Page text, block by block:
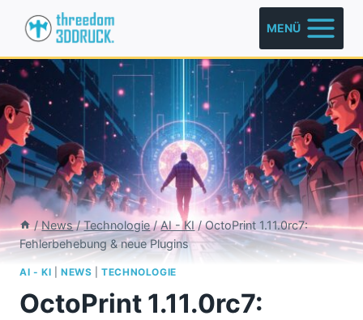
Inhalt
springen
MENÜ
/ News / Technologie / AI - KI / OctoPrint 1.11.0rc7:
Fehlerbehebung & neue Plugins
AI - KI NEWS |TECHNOLOGIE
OctoPrint 1.11.0rc7: